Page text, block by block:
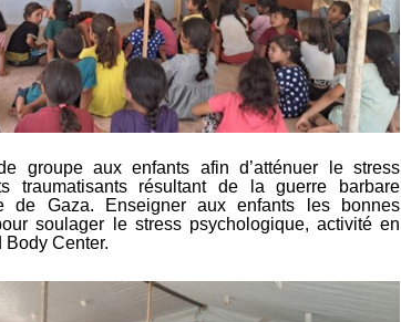
groupe aux enfants afin d’atténuer le stress
traumatisants résultant de la guerre barbare
de Gaza.
Enseigner aux enfants les bonnes
soulager le stress psychologique, activité en
Body Center.